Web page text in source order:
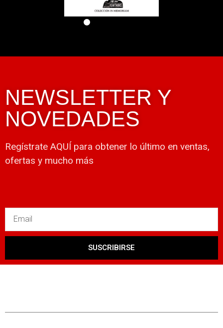
NEWSLETTER Y
NOVEDADES
Regístrate AQUÍ para obtener lo último en ventas,
ofertas y mucho más
SUSCRIBIRSE